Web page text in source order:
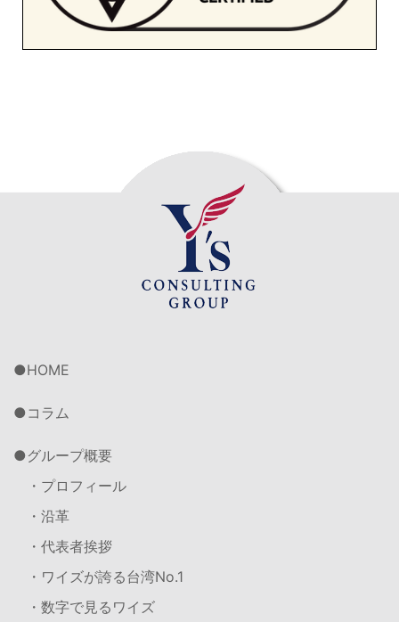
HOME
コラム
グループ概要
・プロフィール
・沿革
・代表者挨拶
・ワイズが誇る台湾No.1
・数字で見るワイズ